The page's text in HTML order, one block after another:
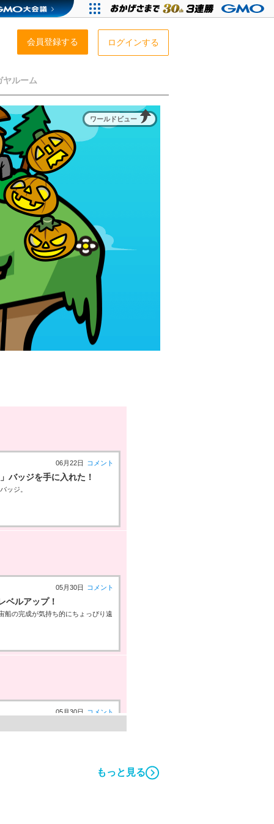
会員登録する ログインする
ヤルーム
ワールドビュー
06月22日 コメント
バッジを手に入れた！
ッジ。
05月30日 コメント
ベルアップ！
船の完成が気持ち的にちょっぴり遠
05月30日 コメント
ルスコア40000」バッジを
もっと見る